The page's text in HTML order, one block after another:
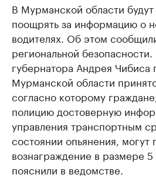
В Мурманской области
поощрять за информацию о
водителях. Об этом
региональной
губернатора Андрея Чибиса
Мурманской области
согласно которому
полицию достоверную
управления транспортным
состоянии опьянения, могут
вознаграждение в размере
пояснили в ведомстве.